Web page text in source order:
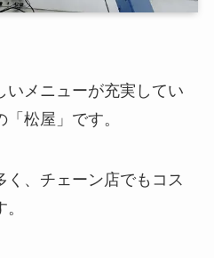
いメニューが充実してい
松屋」です。
く、チェーン店でもコス